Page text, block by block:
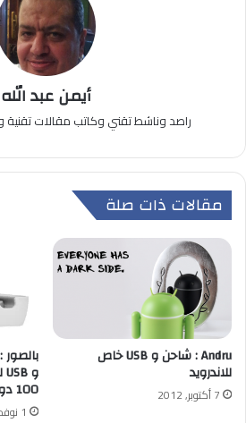
أيمن عبد الله
راصد وناشط تقني وكاتب مقالات
مقالات ذات صلة
Andru : شاحن و USB خاص
للاندرويد
7 أكتوبر, 2012 100 دولار
1 نوفمبر, 2012